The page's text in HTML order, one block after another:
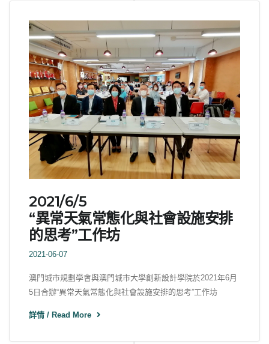
2021/6/5
“異常天氣常態化與社會設施安排
的思考”工作坊
2021-06-07
澳門城市規劃學會與澳門城市大學創新設計學院於2021年6月
5日合辦“異常天氣常態化與社會設施安排的思考”工作坊
詳情 / Read More